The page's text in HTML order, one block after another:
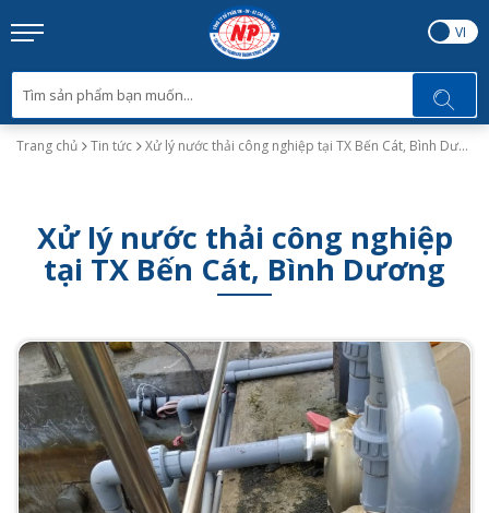
EN VI
Trang chủ Tin tức Xử lý nước thải công nghiệp tại TX Bến Cát, Bình Dương
Xử lý nước thải công nghiệp
tại TX Bến Cát, Bình Dương